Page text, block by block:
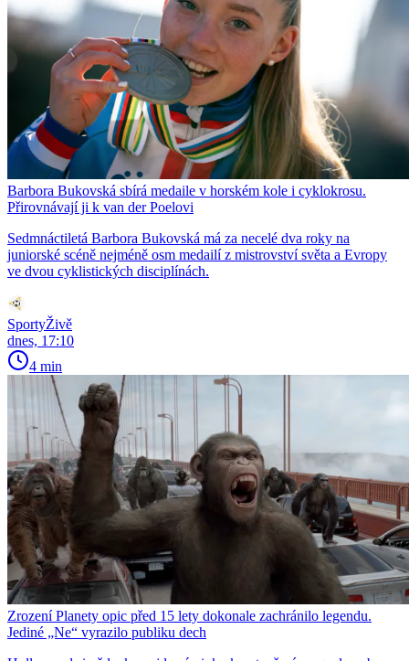
Barbora Bukovská sbírá medaile v horském kole i cyklokrosu.
Přirovnávají ji k van der Poelovi
Sedmnáctiletá Barbora Bukovská má za necelé dva roky na
juniorské scéně nejméně osm medailí z mistrovství světa a Evropy
ve dvou cyklistických disciplínách.
SportyŽivě
dnes, 17:10
4 min
Zrození Planety opic před 15 lety dokonale zachránilo legendu.
Jediné „Ne“ vyrazilo publiku dech